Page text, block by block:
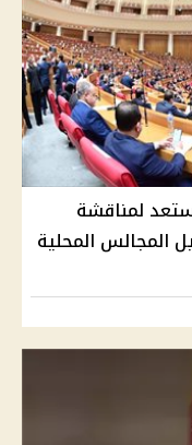
البرلمان يستعد لمناقشة
المجالس المحلية